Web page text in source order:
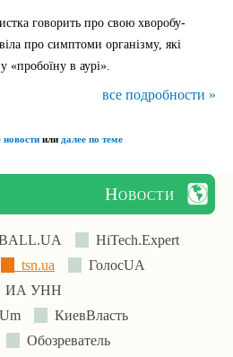
говорить про свою хворобу-
про симптоми організму, які
«пробоїну в аурі».
все подробности »
новости или далее по теме
Новости
HiTech.Expert
tsn.ua
ГолосUA
ИА УНН
КиевВласть
Обозреватель